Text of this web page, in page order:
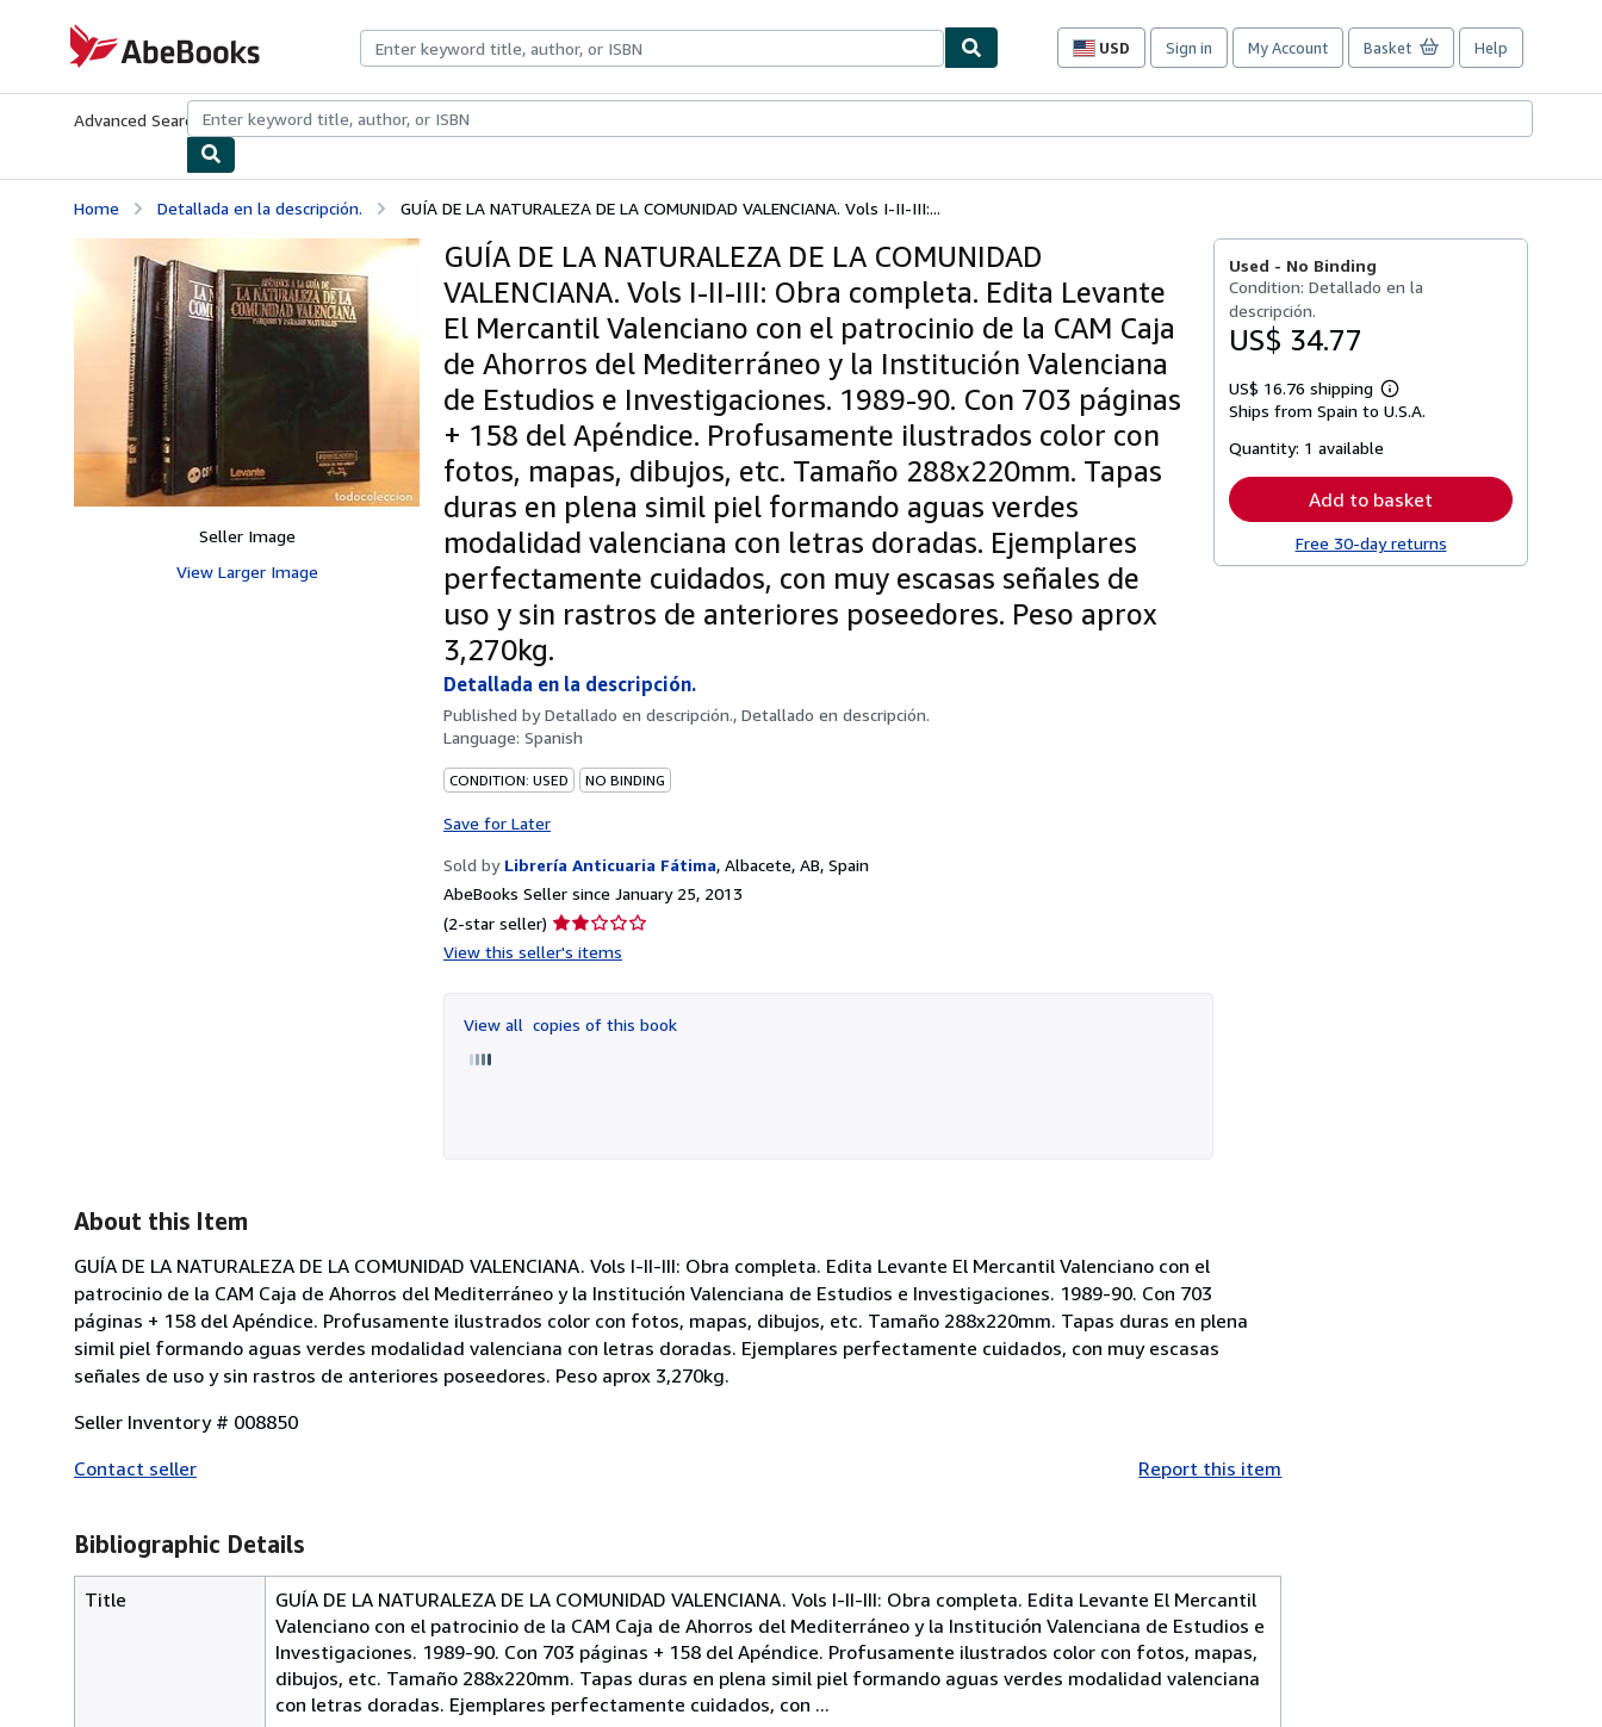
AbeBooks.com
USD
Site
preferences
Sign in My Account Basket Help
Advanced Search Browse CollectionsRare BooksArt & Collectibles
Home Detallada en la descripción. GUÍA DE LA NATURALEZA DE LA COMUNIDAD VALENCIANA. Vols I-II-III:...
Seller Image
View Larger Image
GUÍA DE LA NATURALEZA DE LA COMUNIDAD
VALENCIANA. Vols I-II-III: Obra completa. Edita Levante
El Mercantil Valenciano con el patrocinio de la CAM Caja
de Ahorros del Mediterráneo y la Institución Valenciana
de Estudios e Investigaciones. 1989-90. Con 703 páginas
+ 158 del Apéndice. Profusamente ilustrados color con
fotos, mapas, dibujos, etc. Tamaño 288x220mm. Tapas
duras en plena simil piel formando aguas verdes
modalidad valenciana con letras doradas. Ejemplares
perfectamente cuidados, con muy escasas señales de
uso y sin rastros de anteriores poseedores. Peso aprox
3,270kg.
Detallada en la descripción.
Published byDetallado en descripción., Detallado en descripción.
Language: Spanish
CONDITION: USED NO BINDING
Save for Later
Sold by Librería Anticuaria Fátima, Albacete, AB, Spain
AbeBooks Seller since January 25, 2013
(2-star seller) Seller
rating
of
5
View this seller's items
View all copies of this book
Used - No Binding
Condition: Detallado en la
descripción.
US$ 34.77
US$ 16.76 shipping
Learn
more
Ships from Spain to U.S.A.
Quantity: 1 available
Add to basket
Free 30-day returns
About this Item
GUÍA DE LA NATURALEZA DE LA COMUNIDAD VALENCIANA. Vols I-II-III: Obra completa. Edita Levante El Mercantil Valenciano con el
patrocinio de la CAM Caja de Ahorros del Mediterráneo y la Institución Valenciana de Estudios e Investigaciones. 1989-90. Con 703
páginas + 158 del Apéndice. Profusamente ilustrados color con fotos, mapas, dibujos, etc. Tamaño 288x220mm. Tapas duras en plena
simil piel formando aguas verdes modalidad valenciana con letras doradas. Ejemplares perfectamente cuidados, con muy escasas
señales de uso y sin rastros de anteriores poseedores. Peso aprox 3,270kg.
Seller Inventory # 008850
Contact seller
Report this item
Bibliographic Details
Title
GUÍA DE LA NATURALEZA DE LA COMUNIDAD VALENCIANA. Vols I-II-III: Obra completa. Edita Levante El Mercantil
Valenciano con el patrocinio de la CAM Caja de Ahorros del Mediterráneo y la Institución Valenciana de Estudios e
Investigaciones. 1989-90. Con 703 páginas + 158 del Apéndice. Profusamente ilustrados color con fotos, mapas,
dibujos, etc. Tamaño 288x220mm. Tapas duras en plena simil piel formando aguas verdes modalidad valenciana
con letras doradas. Ejemplares perfectamente cuidados, con ...